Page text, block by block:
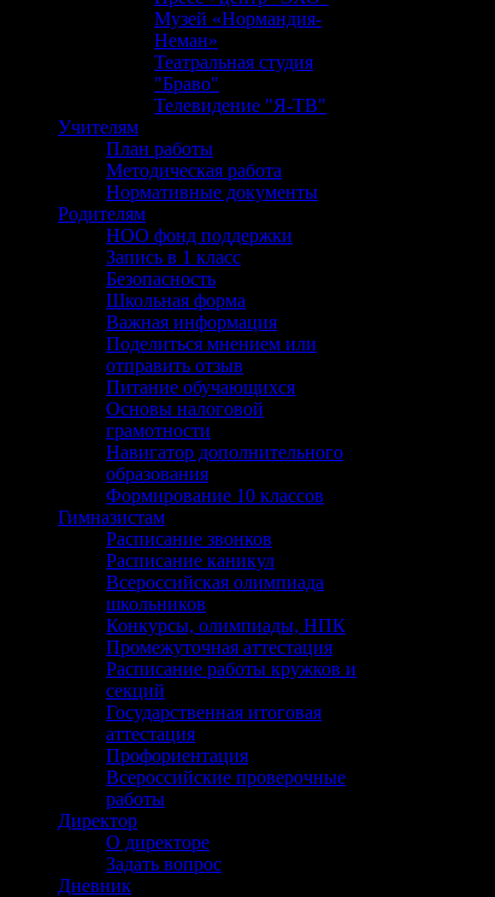
Музей «Нормандия-
Неман»
Театральная студия
"Браво"
Телевидение "Я-ТВ"
Учителям
План работы
Методическая работа
Нормативные документы
Родителям
НОО фонд поддержки
Запись в 1 класс
Безопасность
Школьная форма
Важная информация
Поделиться мнением или
отправить отзыв
Питание обучающихся
Основы налоговой
грамотности
Навигатор дополнительного
образования
Формирование 10 классов
Гимназистам
Расписание звонков
Расписание каникул
Всероссийская олимпиада
школьников
Конкурсы, олимпиады, НПК
Промежуточная аттестация
Расписание работы кружков и
секций
Государственная итоговая
аттестация
Профориентация
Всероссийские проверочные
работы
Директор
О директоре
Задать вопрос
Дневник